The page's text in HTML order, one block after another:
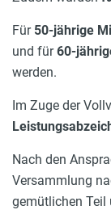
Für 50-jährige
und für60-
werden.
Im Zuge der
Nach den
Versammlung
gemütlichen Teil